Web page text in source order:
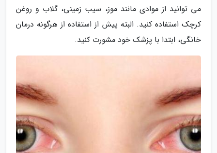
می توانید از موادی مانند موز، سیب زمینی، گلاب و روغن
کرچک استفاده کنید. البته پیش از استفاده از هرگونه درمان
خانگی، ابتدا با پزشک خود مشورت کنید.